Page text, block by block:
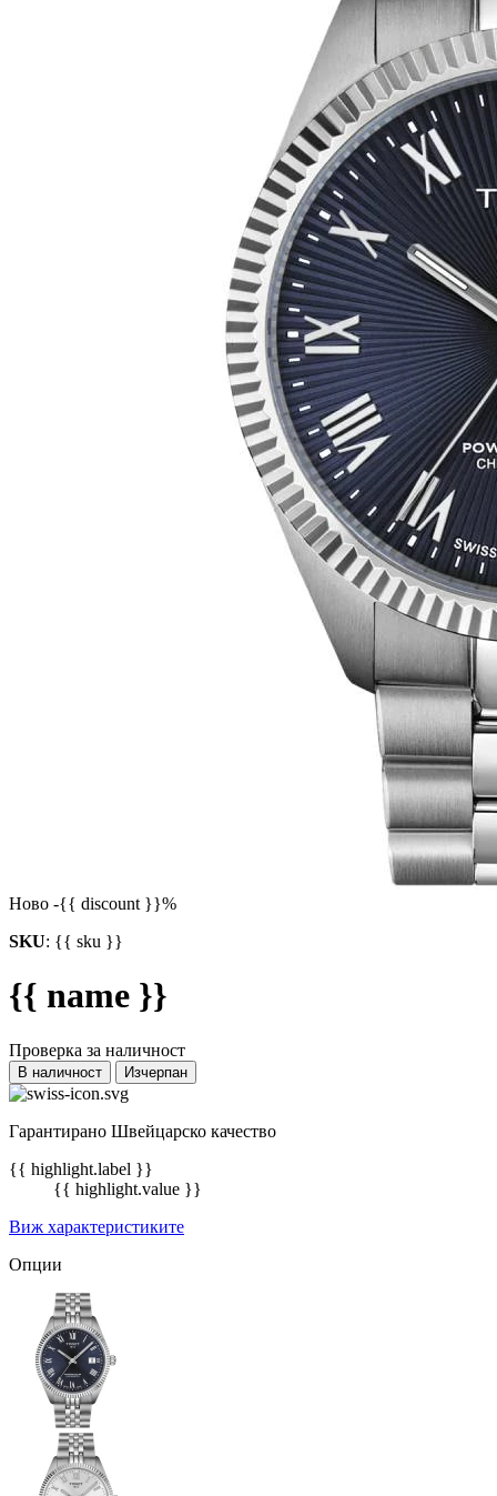
Ново -{{ discount }}%
SKU: {{ sku }}
{{ name }}
Проверка за наличност
В наличност Изчерпан
Гарантирано Швейцарско качество
{{ highlight.label }}
{{ highlight.value }}
Виж характеристиките
Опции